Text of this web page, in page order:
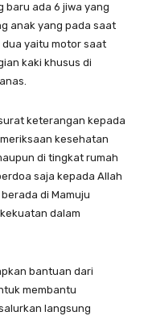
baru ada 6 jiwa yang
anak yang pada saat
yaitu motor saat
kaki khusus di
keterangan kepada
kesehatan
di tingkat rumah
saja kepada Allah
di Mamuju
dalam
bantuan dari
membantu
langsung